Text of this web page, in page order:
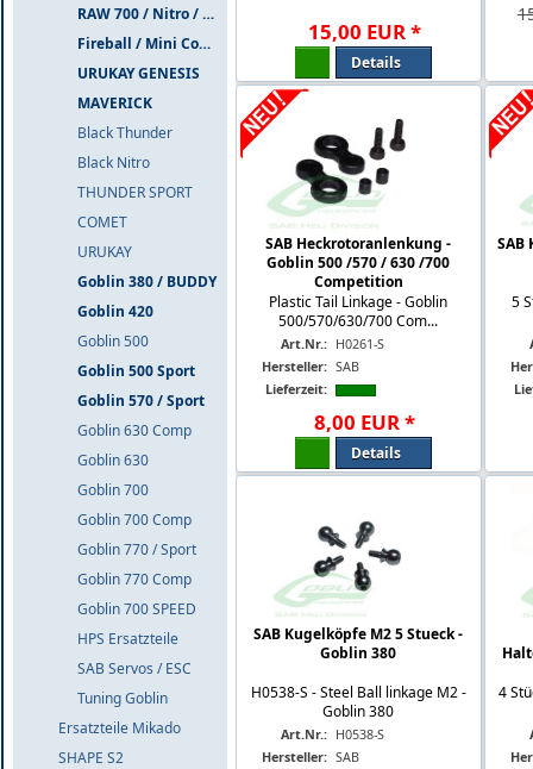
RAW 700 / Nitro / PIUMA
Fireball / Mini Comet
URUKAY GENESIS
MAVERICK
Black Thunder
Black Nitro
THUNDER SPORT
COMET
URUKAY
Goblin 380 / BUDDY
Goblin 420
Goblin 500
Goblin 500 Sport
Goblin 570 / Sport
Goblin 630 Comp
Goblin 630
Goblin 700
Goblin 700 Comp
Goblin 770 / Sport
Goblin 770 Comp
Goblin 700 SPEED
HPS Ersatzteile
SAB Servos / ESC
Tuning Goblin
Ersatzteile Mikado
SHAPE S2
15,00 EUR*
Details
SAB Heckrotoranlenkung -
Goblin 500 /570 / 630 /700
Competition
Plastic Tail Linkage - Goblin
500/570/630/700 Com...
Art.Nr.: H0261-S
Hersteller: SAB
Lieferzeit:
8,00 EUR*
Details
SAB
5
SAB Kugelköpfe M2 5 Stueck -
Goblin 380
H0538-S - Steel Ball linkage M2 -
Goblin 380
Art.Nr.: H0538-S
Hersteller: SAB
4